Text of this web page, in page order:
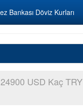
Bankası Döviz Kurları
24900 USD Kaç TRY